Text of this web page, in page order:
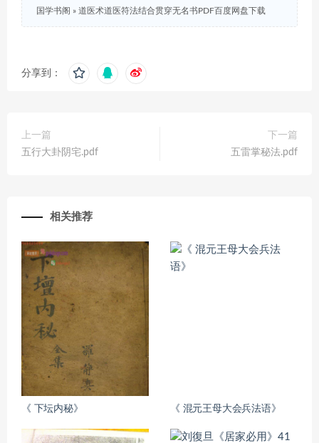
国学书阁 » 道医术道医符法结合贯穿无名书PDF百度网盘下载
分享到：
上一篇
五行大卦阴宅.pdf
下一篇
五雷掌秘法.pdf
相关推荐
《 下坛内秘》 《 混元王母大会兵法语》